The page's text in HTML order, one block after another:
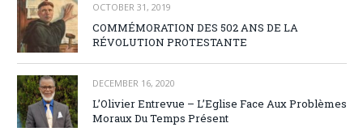
OCTOBER 31, 2019
COMMÉMORATION DES 502 ANS DE LA
RÉVOLUTION PROTESTANTE
DECEMBER 16, 2020
L’Olivier Entrevue – L’Eglise Face Aux Problèmes
Moraux Du Temps Présent